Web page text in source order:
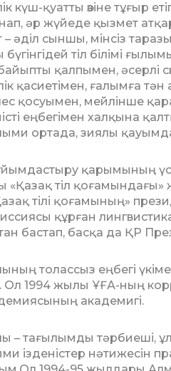
күш-қуатты өзіне тұғыр
әр жүйеде қызмет
– әділ сыншы, мінсіз
бүгінгідей тіл білімі
қалпымен, әсерлі
қасиетімен, ға­лымға тән
қосуымен, мейлінше
еңбегімен халқына
ортада, зиялы
қарымының
«Қазақ тіл
тілі қоғамының»
құрған
бастап, басқа да ҚР
толассыз еңбегі
Ол 1994 жылы ҰҒА-ның
акаде­мигі.
– тағылымды тәрбие­ші,
ізденістер нәтижесін